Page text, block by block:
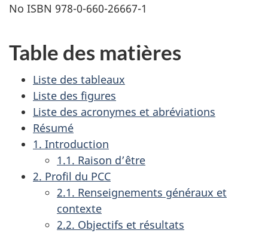
No ISBN 978-0-660-26667-1
Table des matières
Liste des tableaux
Liste des figures
Liste des acronymes et abréviations
Résumé
1. Introduction
1.1. Raison d’être
2. Profil du PCC
2.1. Renseignements généraux et
contexte
2.2. Objectifs et résultats